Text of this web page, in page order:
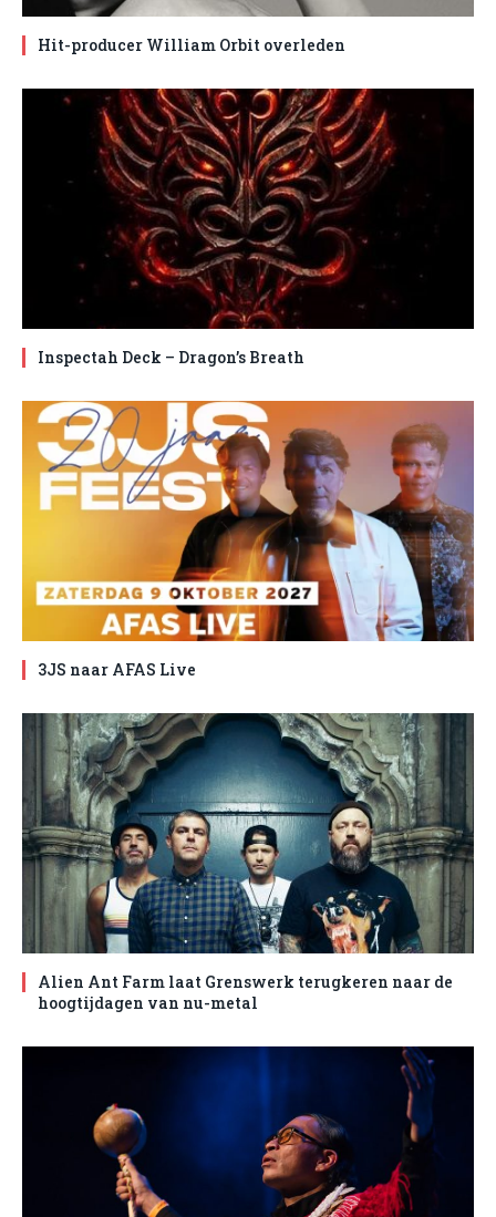
Hit-producer William Orbit overleden
Inspectah Deck – Dragon’s Breath
3JS naar AFAS Live
Alien Ant Farm laat Grenswerk terugkeren naar de
hoogtijdagen van nu-metal